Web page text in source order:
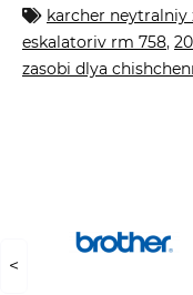
karcher neytralniy
eskalatoriv rm 758,
zasobi dlya
<